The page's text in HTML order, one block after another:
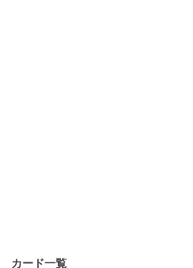
カード一覧